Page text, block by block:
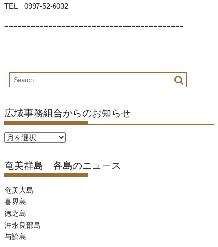
TEL 0997-52-6032
=========================================
広域事務組合からのお知らせ
広
事
務
合
か
ら
の
お
奄美群島 各島のニュース
奄美大島
喜界島
徳之島
沖永良部島
与論島